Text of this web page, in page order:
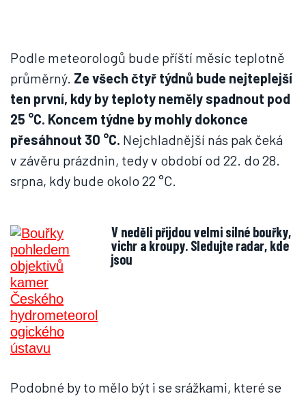
Podle meteorologů bude příští měsíc teplotně
průměrný. Ze všech čtyř týdnů bude nejteplejší
ten první, kdy by teploty neměly spadnout pod
25 °C. Koncem týdne by mohly dokonce
přesáhnout 30 °C. Nejchladnější nás pak čeká
v závěru prázdnin, tedy v období od 22. do 28.
srpna, kdy bude okolo 22 °C.
V neděli přijdou velmi silné bouřky,
vichr a kroupy. Sledujte radar, kde
jsou
Podobné by to mělo být i se srážkami, které se